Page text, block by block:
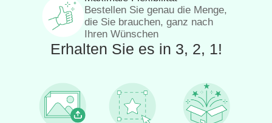
Bestellen Sie genau die Menge,
die Sie brauchen, ganz nach
Ihren Wünschen
Erhalten Sie es in 3, 2, 1!